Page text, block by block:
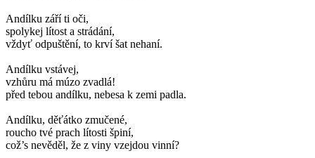
Andílku září ti oči,
spolykej lítost a strádání,
vždyť odpuštění, to krví šat nehaní.
Andílku vstávej,
vzhůru má múzo zvadlá!
před tebou andílku, nebesa k zemi padla.
Andílku, děťátko zmučené,
roucho tvé prach lítosti špiní,
což’s nevěděl, že z viny vzejdou vinní?